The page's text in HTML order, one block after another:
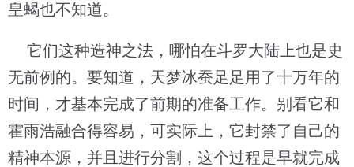
皇蝎也不知道。
它们这种造神之法，哪怕在斗罗大陆上也是史
无前例的。要知道，天梦冰蚕足足用了十万年的
时间，才基本完成了前期的准备工作。别看它和
霍雨浩融合得容易，可实际上，它封禁了自己的
精神本源，并且进行分割，这个过程是早就完成